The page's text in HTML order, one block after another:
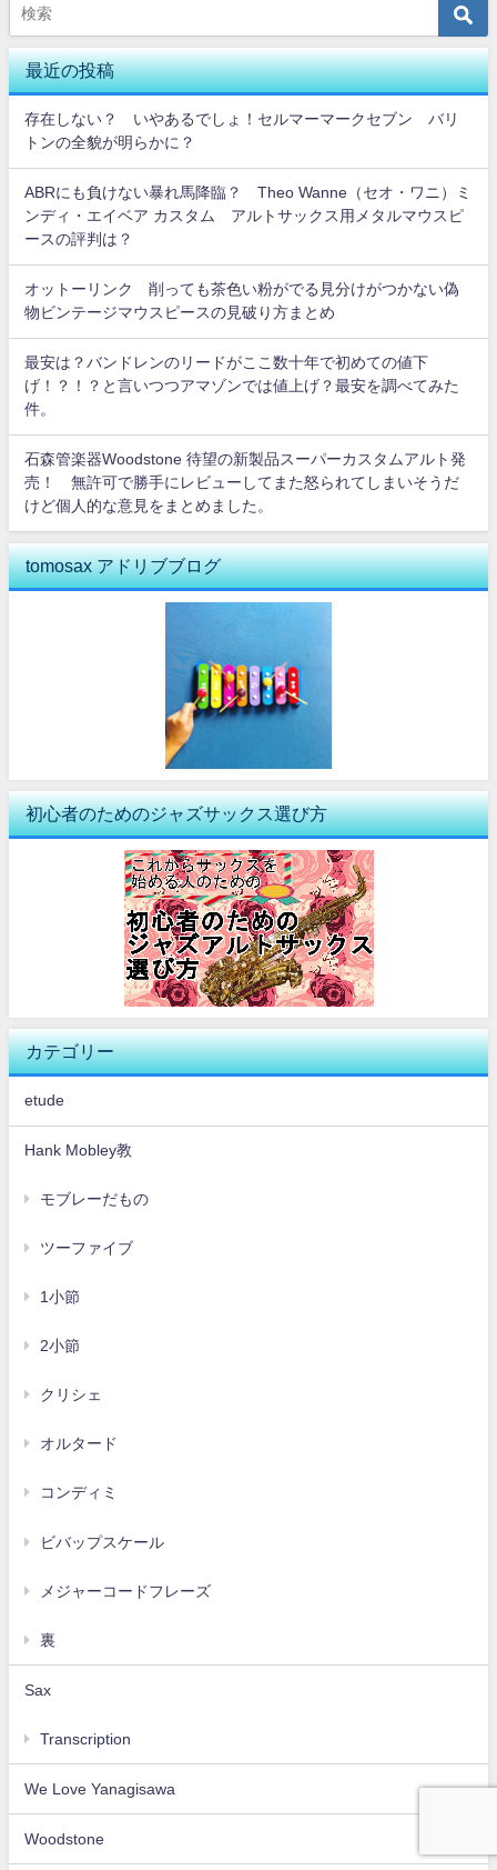
最近の投稿
存在しない？ いやあるでしょ！セルマーマークセブン バリ
トンの全貌が明らかに？
ABRにも負けない暴れ馬降臨？ Theo Wanne（セオ・ワニ）ミ
ンディ・エイベア カスタム アルトサックス用メタルマウスピ
ースの評判は？
オットーリンク 削っても茶色い粉がでる見分けがつかない偽
物ビンテージマウスピースの見破り方まとめ
最安は？バンドレンのリードがここ数十年で初めての値下
げ！？！？と言いつつアマゾンでは値上げ？最安を調べてみた
件。
石森管楽器Woodstone 待望の新製品スーパーカスタムアルト発
売！ 無許可で勝手にレビューしてまた怒られてしまいそうだ
けど個人的な意見をまとめました。
tomosax アドリブブログ
初心者のためのジャズサックス選び方
カテゴリー
etude
Hank Mobley教
モブレーだもの
ツーファイブ
1小節
2小節
クリシェ
オルタード
コンディミ
ビバップスケール
メジャーコードフレーズ
裏
Sax
Transcription
We Love Yanagisawa
Woodstone